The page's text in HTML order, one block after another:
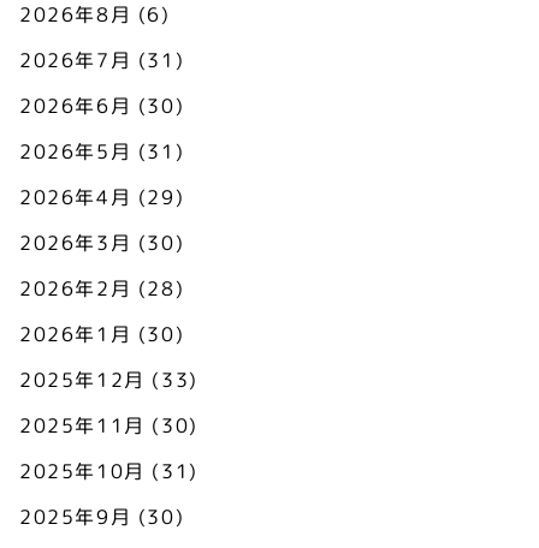
2026年8月 (6)
2026年7月 (31)
2026年6月 (30)
2026年5月 (31)
2026年4月 (29)
2026年3月 (30)
2026年2月 (28)
2026年1月 (30)
2025年12月 (33)
2025年11月 (30)
2025年10月 (31)
2025年9月 (30)